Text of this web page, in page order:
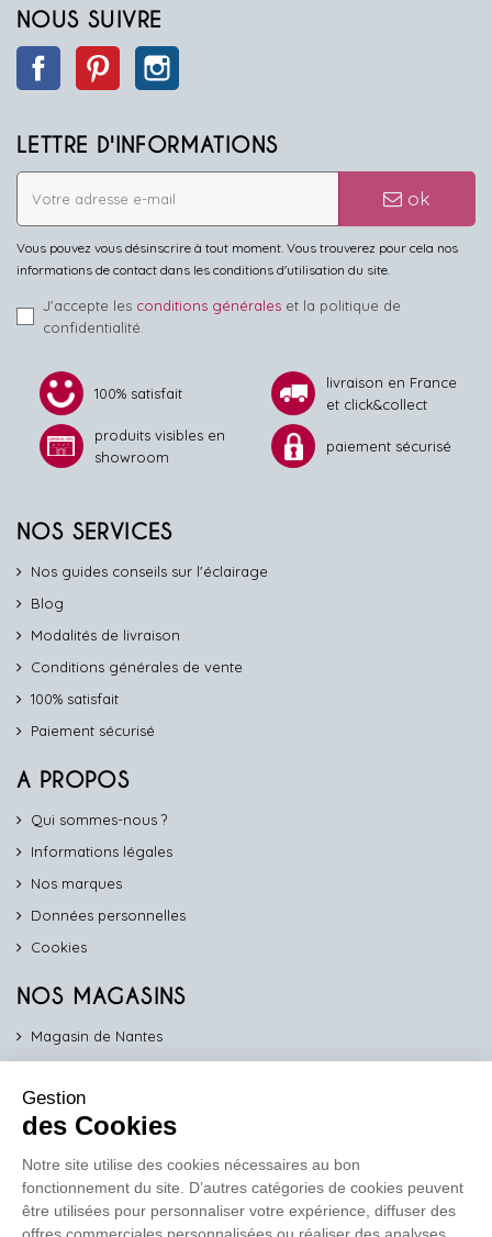
NOUS SUIVRE
Facebook Pinterest
LETTRE D'INFORMATIONS
ok
Vous pouvez vous désinscrire à tout moment. Vous trouverez pour cela nos
informations de contact dans les conditions d'utilisation du site.
J'accepte les conditions générales et la politique de
confidentialité.
100% satisfait
livraison en France
et click&collect
produits visibles en
showroom
paiement sécurisé
NOS SERVICES
Nos guides conseils sur l'éclairage
Blog
Modalités de livraison
Conditions générales de vente
100% satisfait
Paiement sécurisé
A PROPOS
Qui sommes-nous ?
Informations légales
Nos marques
Données personnelles
Cookies
NOS MAGASINS
Magasin de Nantes
Magasin de Vannes
Magasin d'Orléans
COMPTOIR PRO
Gestion
des Cookies
Notre site utilise des cookies nécessaires au bon
fonctionnement du site. D’autres catégories de cookies peuvent
être utilisées pour personnaliser votre expérience, diffuser des